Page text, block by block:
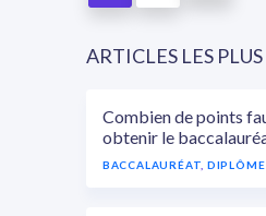
ARTICLES LES
Combien de points
obtenir le
BACCALAURÉAT DIPLÔME